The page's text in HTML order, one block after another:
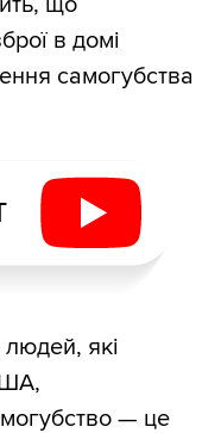
в домі
самогубства
які
— це